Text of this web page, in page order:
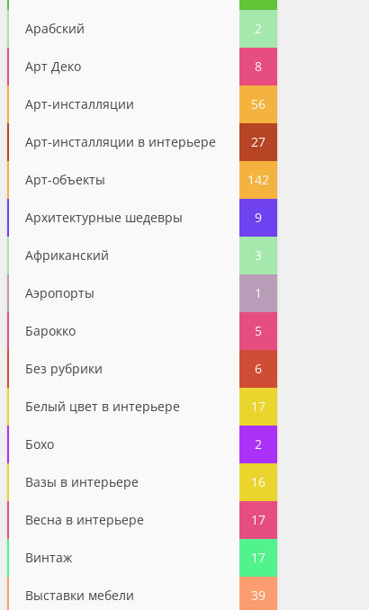
Арабский 2
Арт Деко 8
Арт-инсталляции 56
Арт-инсталляции в интерьере 27
Арт-объекты 142
Архитектурные шедевры 9
Африканский 3
Аэропорты 1
Барокко 5
Без рубрики 6
Белый цвет в интерьере 17
Бохо 2
Вазы в интерьере 16
Весна в интерьере 17
Винтаж 17
Выставки мебели 39